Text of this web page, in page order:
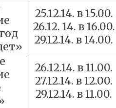
25.12.14. в 15.00.
26.12. 14. в 16.00.
29.12.14. в 14.00.
26.12.14. в 11.00.
27.12.14. в 12.00.
29.12.14. в 11.00.